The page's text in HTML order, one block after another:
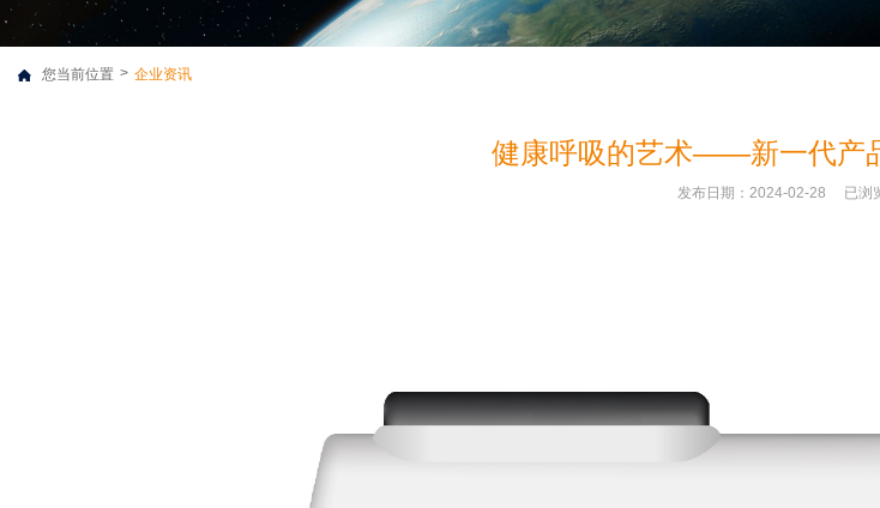
您当前位置 > 企业资讯
健康呼吸的艺术——新一代产
发布日期：2024-02-28 已浏